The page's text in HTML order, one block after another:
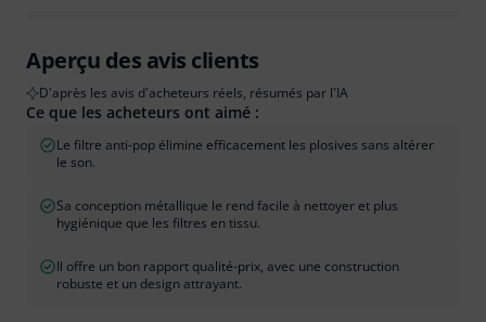
Aperçu des avis clients
D'après les avis d'acheteurs réels, résumés par l'IA
Ce que les acheteurs ont aimé :
Le filtre anti-pop élimine efficacement les plosives sans altérer
le son.
Sa conception métallique le rend facile à nettoyer et plus
hygiénique que les filtres en tissu.
Il offre un bon rapport qualité-prix, avec une construction
robuste et un design attrayant.